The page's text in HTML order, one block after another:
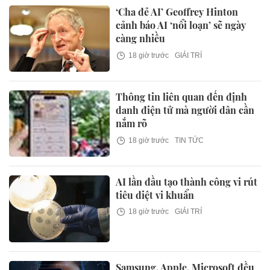
‘Cha đẻ AI’ Geoffrey Hinton
cảnh báo AI ‘nổi loạn’ sẽ ngày
càng nhiều
18 giờ trước GIẢI TRÍ
Thông tin liên quan đến định
danh điện tử mà người dân cần
nắm rõ
18 giờ trước TIN TỨC
AI lần đầu tạo thành công vi rút
tiêu diệt vi khuẩn
18 giờ trước GIẢI TRÍ
Samsung, Apple, Microsoft đều